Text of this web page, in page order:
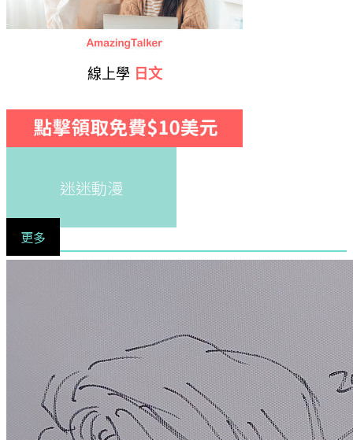
線上學 日文
迷迷動漫
更多